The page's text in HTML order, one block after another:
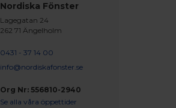
Nordiska Fönster
Lagegatan 24
262 71 Ängelholm
0431 - 37 14 00
info@nordiskafonster.se
Org Nr: 556810-2940
Se alla våra öppettider